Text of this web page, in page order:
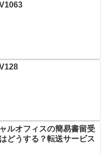
ルオフィスの簡易書留受
どうする？転送サービス